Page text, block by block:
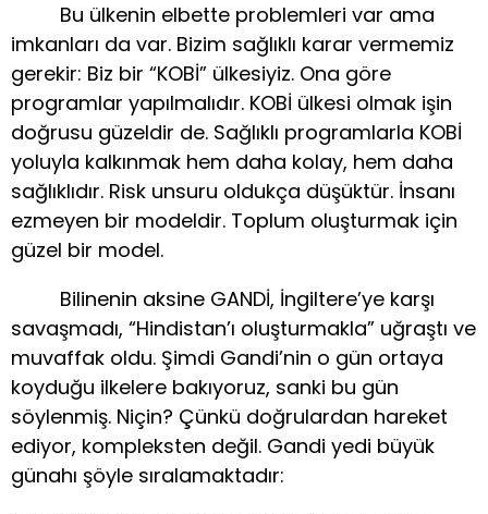
Bu ülkenin elbette problemleri var ama
imkanları da var. Bizim sağlıklı karar vermemiz
gerekir: Biz bir “KOBİ” ülkesiyiz. Ona göre
programlar yapılmalıdır. KOBİ ülkesi olmak işin
doğrusu güzeldir de. Sağlıklı programlarla KOBİ
yoluyla kalkınmak hem daha kolay, hem daha
sağlıklıdır. Risk unsuru oldukça düşüktür. İnsanı
ezmeyen bir modeldir. Toplum oluşturmak için
güzel bir model.
Bilinenin aksine GANDİ, İngiltere’ye karşı
savaşmadı, “Hindistan’ı oluşturmakla” uğraştı ve
muvaffak oldu. Şimdi Gandi’nin o gün ortaya
koyduğu ilkelere bakıyoruz, sanki bu gün
söylenmiş. Niçin? Çünkü doğrulardan hareket
ediyor, kompleksten değil. Gandi yedi büyük
günahı şöyle sıralamaktadır: